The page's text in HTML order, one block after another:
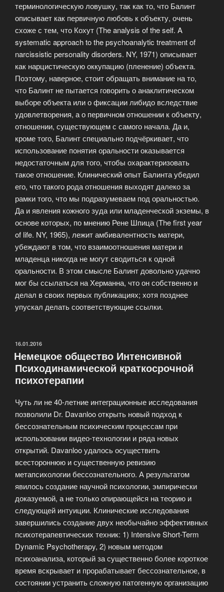
терминологическую ловушку, так как то, что Балинт
описывает как первичную любовь к объекту, очень
схоже с тем, что Кохут (The analysis of the self. A
systematic approach to the psychoanalytic treatment of
narcissistic personality disorders. NY, 1971) описывает
как нарцистическую оккупацию (пленение) объекта.
Поэтому, наверное, стоит обращать внимание на то,
что Балинт не пытается говорить о анаклитическом
выборе объекта или о фиксации либидо вследствие
удовлетворения, а о первичном отношении к объекту,
отношении, существующем с самого начала. Да и,
кроме того, Балинт специально подчёркивает, что
использование понятия оральности оказывается
недостаточным для того, чтобы охарактеризовать
такое отношение. Клинический опыт Балинта убедил
его, что такого рода отношения выходят далеко за
рамки того, что мы подразумеваем под оральностью.
Да и явления кожного зуда или младенческой экземы, в
основе которых, по мнению Рене Шпица (The first year
of life. NY, 1965), лежит амбивалентность матери,
убеждают в том, что взаимоотношения матери и
младенца никогда не могут сводиться к одной
оральности. В этом смысле Балинт довольно удачно
мог бы ссылаться на Херманна, что он собственно и
делал в своих первых публикациях; хотя позднее
упускал делать соответствующие ссылки.
ОПУБЛИКОВАНО
16.01.2016
Немецкое общество Интенсивной
Психодинамической краткосрочной
психотерапии
Чуть ли не 40-летние интеграционные исследования
позволили Dr. Davanloo открыть новый подход к
бессознательным психическим процессам при
использовании видео-технологии и ряда новых
открытий. Davanloo удалось осуществить
всестороннюю и существенную ревизию
метапсихологии бессознательного. А результатом
явилось создание научной психологии, эмпирически
доказуемой, а не только опирающейся на теорию и
следующей интуиции. Клинические исследования
завершились создание двух необычайно эффективных
психотерапевтических техник: 1) Intensive Short-Term
Dynamic Psychotherapy, 2) новым методом
психоанализа, который за существенно более короткое
время вскрывает и прорабатывает бессознательное, в
состоянии устранить сложную патогенную организацию